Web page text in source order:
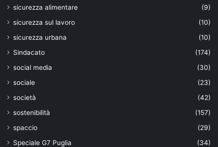
sicurezza alimentare
(9)
sicurezza sul lavoro
(10)
sicurezza urbana
(10)
Sindacato
(174)
social media
(30)
sociale
(23)
società
(42)
sostenibilità
(157)
spaccio
(29)
Speciale G7 Puglia
(34)